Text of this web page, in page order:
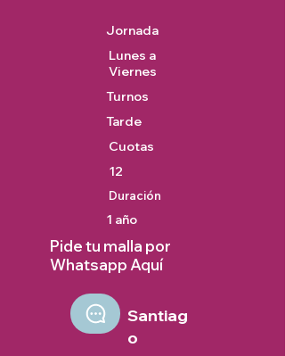
Jornada
Lunes a
Viernes
Turnos
Tarde
Cuotas
12
Duración
1 año
Pide tu malla por
Whatsapp Aquí
Santiag
o